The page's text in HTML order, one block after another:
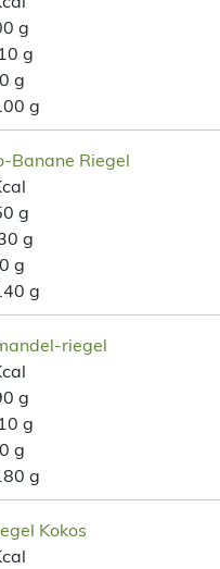
g
g
g
g
Banane Riegel
g
g
g
g
riegel
g
g
g
g
Kokos